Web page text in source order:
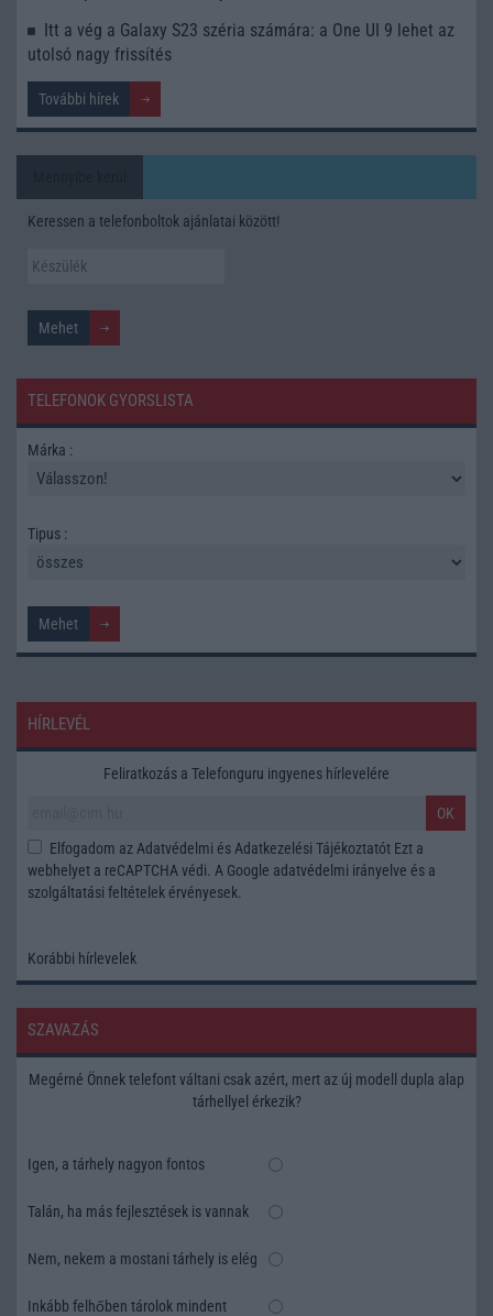
Itt a vég a Galaxy S23 széria számára: a One UI 9 lehet az
utolsó nagy frissítés
További hírek
Keressen a telefonboltok ajánlatai között!
TELEFONOK GYORSLISTA
Márka :
Tipus :
HÍRLEVÉL
Feliratkozás a Telefonguru ingyenes hírlevelére
OK
Elfogadom az Adatvédelmi és Adatkezelési Tájékoztatót Ezt a
webhelyet a reCAPTCHA védi. A Google adatvédelmi irányelve és a
szolgáltatási feltételek érvényesek.
Korábbi hírlevelek
SZAVAZÁS
Megérné Önnek telefont váltani csak azért, mert az új modell dupla alap
tárhellyel érkezik?
Igen, a tárhely nagyon fontos
Talán, ha más fejlesztések is vannak
Nem, nekem a mostani tárhely is elég
Inkább felhőben tárolok mindent